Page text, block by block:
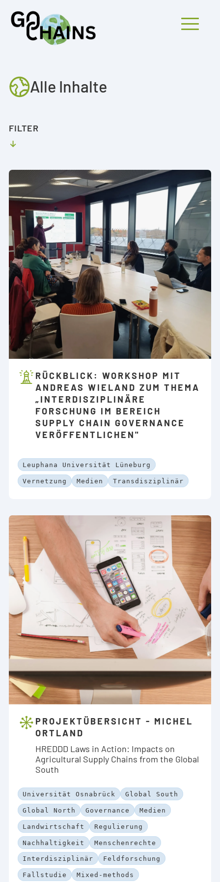
Mobiles Menü
TRANSFER
Alle Inhalte
RÜCKBLICK: WORKSHOP MIT
ANDREAS WIELAND ZUM THEMA
„INTERDISZIPLINÄRE
FORSCHUNG IM BEREICH
SUPPLY CHAIN GOVERNANCE
VERÖFFENTLICHEN"
Leuphana Universität Lüneburg
Vernetzung Medien Transdisziplinär
PROJEKTÜBERSICHT - MICHEL
ORTLAND
HREDDD Laws in Action: Impacts on
Agricultural Supply Chains from the Global
South
Universität Osnabrück Global South
Global North Governance Medien
Landwirtschaft Regulierung
Nachhaltigkeit Menschenrechte
Interdisziplinär Feldforschung
Fallstudie Mixed-methods
FILTER